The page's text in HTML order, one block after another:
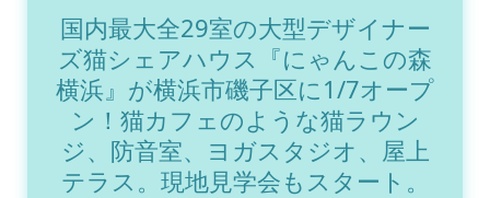
国内最大全29室の大型デザイナー
ズ猫シェアハウス『にゃんこの森
横浜』が横浜市磯子区に1/7オープ
ン！猫カフェのような猫ラウン
ジ、防音室、ヨガスタジオ、屋上
テラス。現地見学会もスタート。